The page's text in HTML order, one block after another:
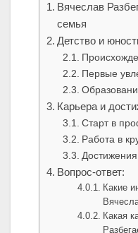
Вячеслав
семья
Детство и
Первые
Карьера и
Старт в
Работа в
Вопрос-ответ:
Какие
Какая